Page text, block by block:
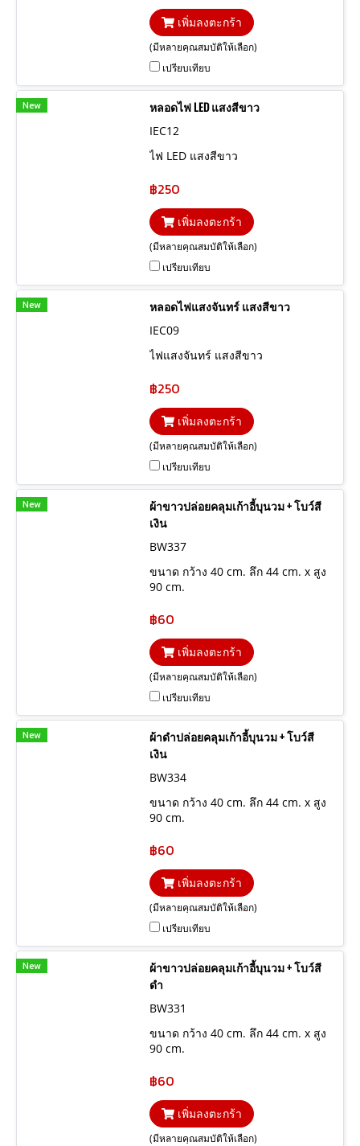
เพิ่มลงตะกร้า
(มีหลายคุณสมบัติให้เลือก)
เปรียบเทียบ
New
หลอดไฟ LED แสงสีขาว
IEC12
ไฟ LED แสงสีขาว
฿250
เพิ่มลงตะกร้า
(มีหลายคุณสมบัติให้เลือก)
เปรียบเทียบ
New
หลอดไฟแสงจันทร์ แสงสีขาว
IEC09
ไฟแสงจันทร์ แสงสีขาว
฿250
เพิ่มลงตะกร้า
(มีหลายคุณสมบัติให้เลือก)
เปรียบเทียบ
New
ผ้าขาวปล่อยคลุมเก้าอี้บุนวม + โบว์สี
เงิน
BW337
ขนาด กว้าง 40 cm. ลึก 44 cm. x สูง
90 cm.
฿60
เพิ่มลงตะกร้า
(มีหลายคุณสมบัติให้เลือก)
เปรียบเทียบ
New
ผ้าดำปล่อยคลุมเก้าอี้บุนวม + โบว์สี
เงิน
BW334
ขนาด กว้าง 40 cm. ลึก 44 cm. x สูง
90 cm.
฿60
เพิ่มลงตะกร้า
(มีหลายคุณสมบัติให้เลือก)
เปรียบเทียบ
New
ผ้าขาวปล่อยคลุมเก้าอี้บุนวม + โบว์สี
ดำ
BW331
ขนาด กว้าง 40 cm. ลึก 44 cm. x สูง
90 cm.
฿60
เพิ่มลงตะกร้า
(มีหลายคุณสมบัติให้เลือก)